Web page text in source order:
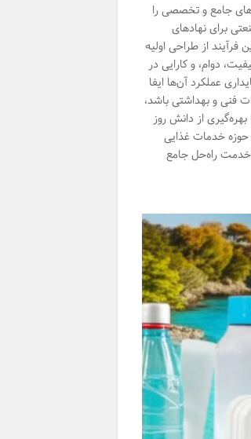
جامع و تخصصی را
برای نهادهای
از طراحی اولیه
دوام، و کارایی در
عملکرد آن‌ها ایفا
فنی و بهداشتی باشد،
از دانش روز
حوزه خدمات غذایی
خدمت راه‌حل جامع